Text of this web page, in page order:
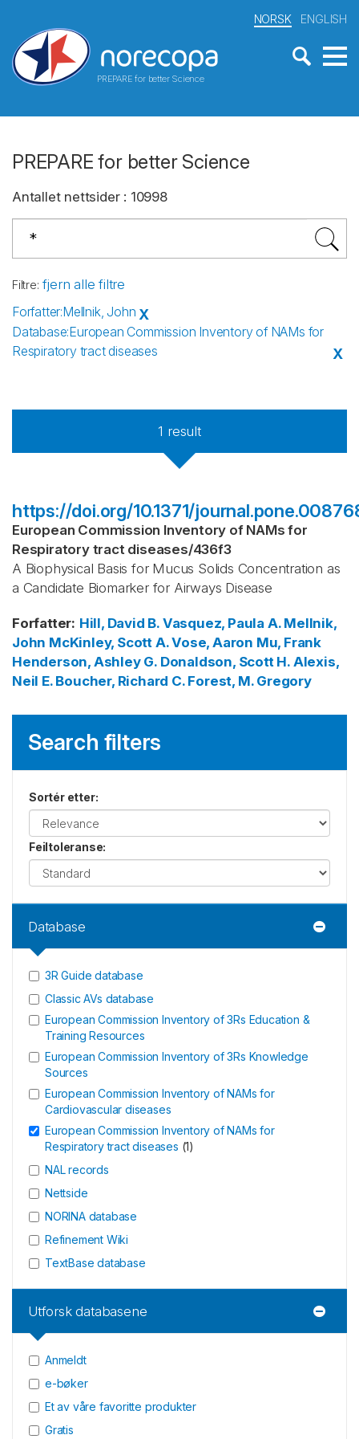
PREPARE for better Science
NORSK ENGLISH
PREPARE for better Science
Antallet nettsider: 10998
Filtre: fjern alle filtre
Forfatter:Mellnik, John X
Database:European Commission Inventory of NAMs for
Respiratory tract diseases
X
1 result
https://doi.org/10.1371/
European Commission Inventory of NAMs for
Respiratory tract diseases/436f3
A Biophysical Basis for Mucus Solids Concentration as
a Candidate Biomarker for Airways Disease
Forfatter: Hill, David B. Vasquez, Paula A. Mellnik,
John McKinley, Scott A.Vose, Aaron Mu, Frank
Henderson, Ashley G. Donaldson, Scott H. Alexis,
Neil E. Boucher, Richard C. Forest, M. Gregory
Search filters
Sortér etter:
Feiltoleranse:
Database
3R Guide database
Classic AVs database
European Commission Inventory of 3Rs Education &
Training Resources
European Commission Inventory of 3Rs Knowledge
Sources
European Commission Inventory of NAMs for
Cardiovascular diseases
European Commission Inventory of NAMs for
Respiratory tract diseases (1)
NAL records
Nettside
NORINA database
Refinement Wiki
TextBase database
Utforsk databasene
Anmeldt
e-bøker
Et av våre favoritte produkter
Gratis